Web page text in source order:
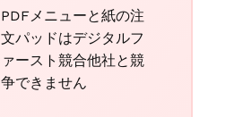
PDFメニューと紙の注
文パッドはデジタルフ
ァースト競合他社と競
争できません